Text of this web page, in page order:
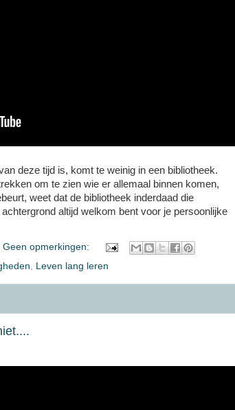
deze tijd is, komt te weinig in een bibliotheek.
om te zien wie er allemaal binnen komen,
weet dat de bibliotheek inderdaad die
altijd welkom bent voor je persoonlijke
Geen opmerkingen:
, Leven lang leren